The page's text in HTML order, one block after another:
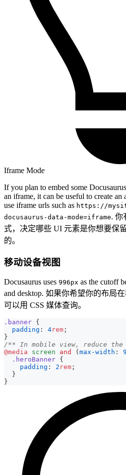
Iframe Mode
If you plan to embed some
an iframe, it can be useful to create an
use iframe urls such as https://
docusaurus-data-mode=iframe. 你
式，决定哪些 UI 元素是你想要保
的。
移动设备视图
Docusaurus uses 996px as the cutoff
and desktop. 如果你希望你的布局
可以用 CSS 媒体查询。
.banner {
padding : 4rem ;
}
/** In mobile view, reduce the
@media screen and ( max-width :
.heroBanner {
padding : 2 rem ;
}
}